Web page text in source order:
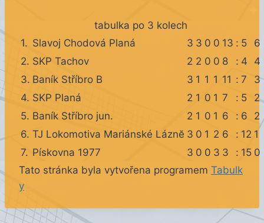
tabulka po 3 kolech
1. Slavoj Chodová Planá 3 3 0 0 13 : 5
6
2. SKP Tachov 2 2 0 0 8 : 4
4
3. Baník Stříbro B 3 1 1 1 11 : 7
3
4. SKP Planá 2 1 0 1 7 : 5
2
5. Baník Stříbro jun. 2 1 0 1 6 : 6
2
6. TJ Lokomotiva Mariánské Láznĕ 3 0 1 2 6 : 12 1
7. Pískovna 1977 3 0 0 3 3 : 15 0
Tato stránka byla vytvořena programem Tabulk
y